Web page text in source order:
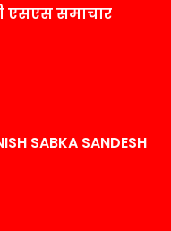
एसएस समाचार
SABKA SANDESH